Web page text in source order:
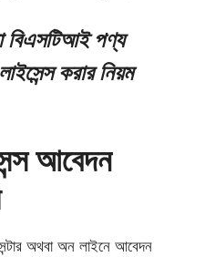
বিএসটিআই পণ্য
করার নিয়ম
আবেদন
অথবা অন লাইনে আবেদন